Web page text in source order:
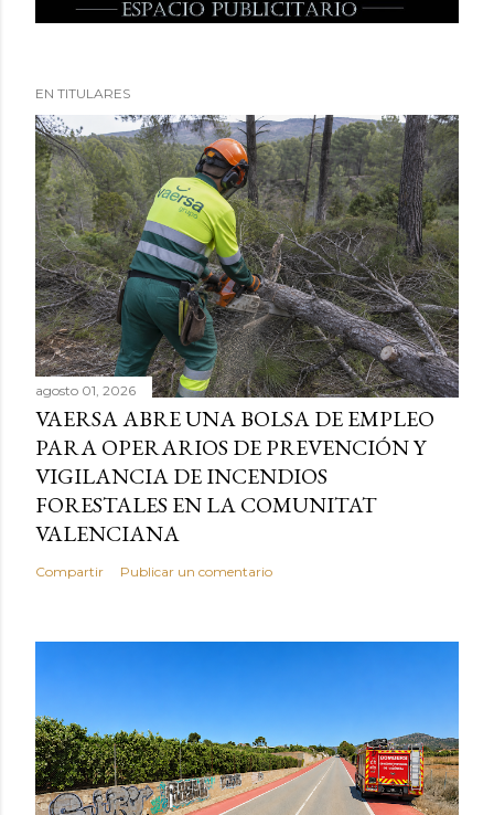
EN TITULARES
agosto 01, 2026
VAERSA ABRE UNA BOLSA DE EMPLEO
PARA OPERARIOS DE PREVENCIÓN Y
VIGILANCIA DE INCENDIOS
FORESTALES EN LA COMUNITAT
VALENCIANA
Compartir Publicar un comentario